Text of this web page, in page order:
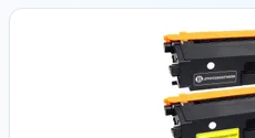
Produkte